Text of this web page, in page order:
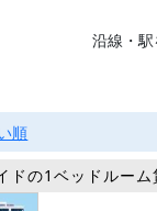
沿線・
順
ドの1ベッドルー